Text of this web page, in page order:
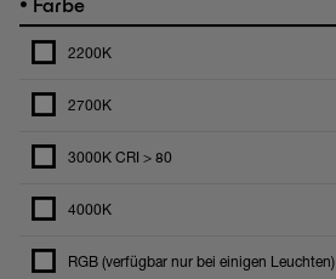
Farbe
2200K
2700K
3000K CRI > 80
4000K
RGB (verfügbar nur bei einigen Leuchten)